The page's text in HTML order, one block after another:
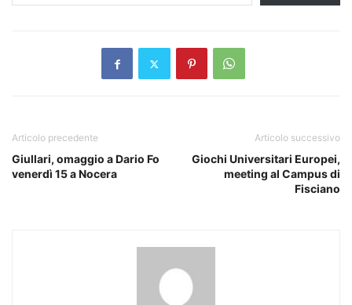
Articolo precedente
Giullari, omaggio a Dario Fo
venerdì 15 a Nocera
Articolo successivo
Giochi Universitari Europei,
meeting al Campus di
Fisciano